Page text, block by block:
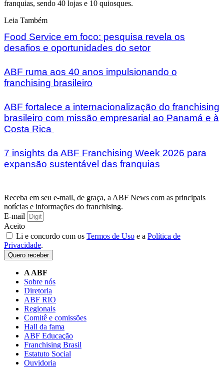
franquias, sendo 40 lojas e 10 quiosques.
Leia Também
Food Service em foco: pesquisa revela os
desafios e oportunidades do setor
ABF ruma aos 40 anos impulsionando o
franchising brasileiro
ABF fortalece a internacionalização do franchising
brasileiro com missão empresarial ao Panamá e à
Costa Rica
7 insights da ABF Franchising Week 2026 para
expansão sustentável das franquias
Receba em seu e-mail, de graça, a ABF News com as principais
notícias e informações do franchising.
E-mail
Aceito
Li e concordo com os Termos de Uso e a Política de
Privacidade.
Quero receber
A ABF
Sobre nós
Diretoria
ABF RIO
Regionais
Comitê e comissões
Hall da fama
ABF Educação
Franchising Brasil
Estatuto Social
Ouvidoria